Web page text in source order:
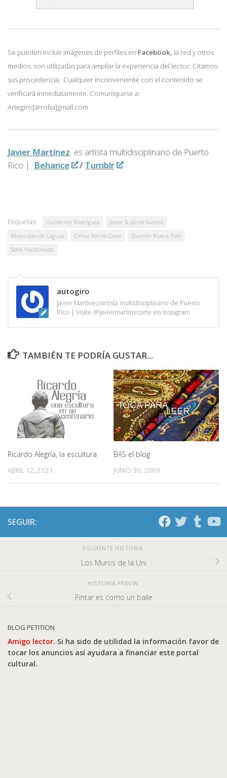
Se pueden incluir imágenes de perfiles en Facebook, la red y otros
medios. son utilizadas para ampliar la experiencia del lector. Citamos
sus procedencia. Cualquier inconveniente con el contenido se
verificará inmediatamente. Comuniquese a:
Artegiro[arroba]gmail.com
Javier Martínez es artista multidisciplinario de Puerto
Rico |
Behance / Tumblr
Etiquetas: Guillermo Rodríguez
Javier & Jaime Suárez
Municipio de Caguas
Omar Torres Calvo
Quintín Rivera Toro
Sofía Maldonado
autogiro
Javier Martínez/artista multidisciplinario de Puerto
Rico | Visite @javiermartinezarte en Instagram
TAMBIÉN TE PODRÍA GUSTAR...
Ricardo Alegría, la escultura
ABRIL 12, 2021
BAS el blog
JUNIO 30, 2009
SEGUIR:
SIGUIENTE HISTORIA
Los Muros de la Uni
HISTORIA PREVIA
Pintar es como un baile
BLOG PETITION
Amigo lector. Si ha sido de utilidad la información favor de
tocar los anuncios así ayudara a financiar este portal
cultural.